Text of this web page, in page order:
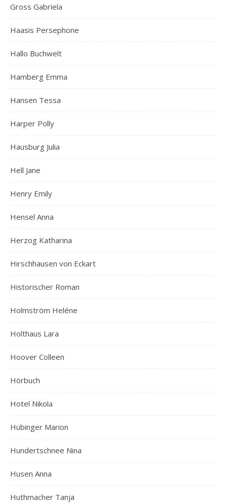
Gross Gabriela
Haasis Persephone
Hallo Buchwelt
Hamberg Emma
Hansen Tessa
Harper Polly
Hausburg Julia
Hell Jane
Henry Emily
Hensel Anna
Herzog Katharina
Hirschhausen von Eckart
Historischer Roman
Holmström Heléne
Holthaus Lara
Hoover Colleen
Hörbuch
Hotel Nikola
Hübinger Marion
Hundertschnee Nina
Husen Anna
Huthmacher Tanja